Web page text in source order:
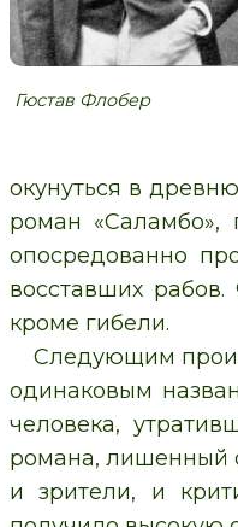
Гюстав Флобер
окунуться в
роман
опосредованно
восставших
кроме гибели.
Следующим
одинаковым
человека,
романа, лишенный
и зрители, и